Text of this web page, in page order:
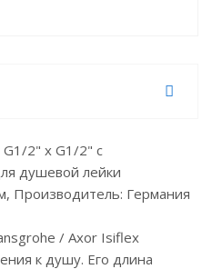
G1/2" х G1/2" с
душевой лейки
Производитель: Германия
/ Axor Isiflex
к душу. Его длина